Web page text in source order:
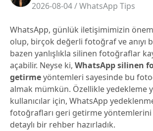
2026-08-04 /WhatsApp Tips
WhatsApp, günlük iletişimimizin
olup, birçok değerli fotoğraf ve anıyı
bazen yanlışlıkla silinen fotoğraflar
açabilir. Neyse ki, WhatsApp silinen
getirmeyöntemleri sayesinde bu
almak mümkün. Özellikle yedekleme
kullanıcılar için, WhatsApp
fotoğrafları geri getirme yöntemlerini
detaylı bir rehber hazırladık.